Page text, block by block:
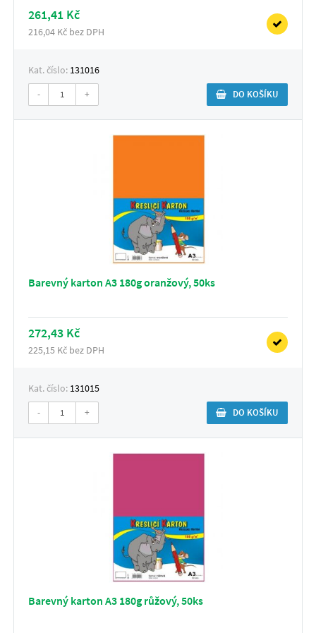
261,41 Kč
216,04 Kč bez DPH
Kat. číslo: 131016
- + DO KOŠÍKU
Barevný karton A3 180g oranžový, 50ks
272,43 Kč
225,15 Kč bez DPH
Kat. číslo: 131015
- + DO KOŠÍKU
Barevný karton A3 180g růžový, 50ks